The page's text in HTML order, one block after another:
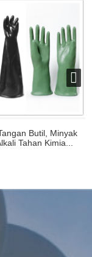
Butil, Minyak
Tahan Kimia...